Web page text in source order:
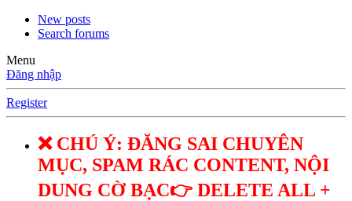
New posts
Search forums
Menu
Đăng nhập
Register
❌ CHÚ Ý: ĐĂNG SAI CHUYÊN
MỤC, SPAM RÁC CONTENT, NỘI
DUNG CỜ BẠC👉 DELETE ALL +